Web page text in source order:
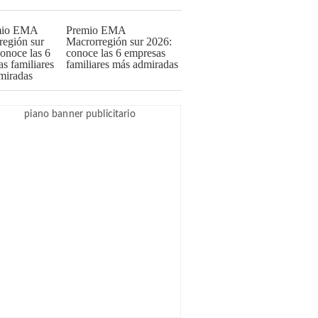
Premio EMA
Macrorregión sur 2026:
conoce las 6 empresas
familiares más admiradas